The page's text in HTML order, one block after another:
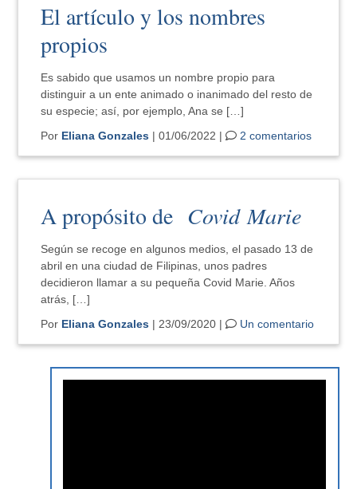
El artículo y los nombres
propios
Es sabido que usamos un nombre propio para
distinguir a un ente animado o inanimado del resto de
su especie; así, por ejemplo, Ana se […]
Por Eliana Gonzales | 01/06/2022 | 2 comentarios
A propósito de Covid Marie
Según se recoge en algunos medios, el pasado 13 de
abril en una ciudad de Filipinas, unos padres
decidieron llamar a su pequeña Covid Marie. Años
atrás, […]
Por Eliana Gonzales | 23/09/2020 | Un comentario